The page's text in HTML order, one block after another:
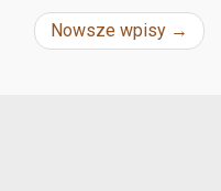
Nowsze wpisy →